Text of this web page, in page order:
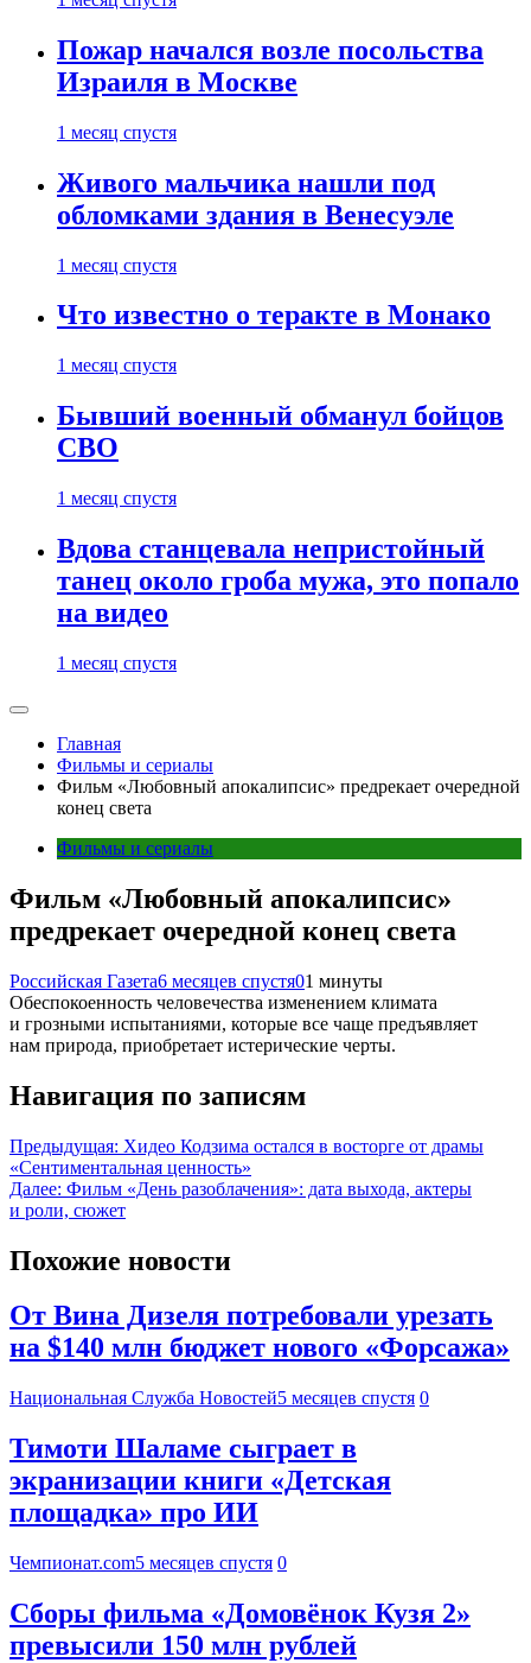
Пожар начался возле посольства
Израиля в Москве
1 месяц спустя
Живого мальчика нашли под
обломками здания в Венесуэле
1 месяц спустя
Что известно о теракте в Монако
1 месяц спустя
Бывший военный обманул бойцов
СВО
1 месяц спустя
Вдова станцевала непристойный
танец около гроба мужа, это попало
на видео
1 месяц спустя
Главная
Фильмы и сериалы
Фильм «Любовный апокалипсис» предрекает очередной
конец света
Фильмы и сериалы
Фильм «Любовный апокалипсис»
предрекает очередной конец света
Российская Газета6 месяцев спустя01 минуты
Обеспокоенность человечества изменением климата
и грозными испытаниями, которые все чаще предъявляет
нам природа, приобретает истерические черты.
Навигация по записям
Предыдущая: Хидео Кодзима остался в восторге от драмы
«Сентиментальная ценность»
Далее: Фильм «День разоблачения»: дата выхода, актеры
и роли, сюжет
Похожие новости
От Вина Дизеля потребовали урезать
на $140 млн бюджет нового «Форсажа»
Национальная Служба Новостей5 месяцев спустя 0
Тимоти Шаламе сыграет в
экранизации книги «Детская
площадка» про ИИ
Чемпионат.com5 месяцев спустя 0
Сборы фильма «Домовёнок Кузя 2»
превысили 150 млн рублей